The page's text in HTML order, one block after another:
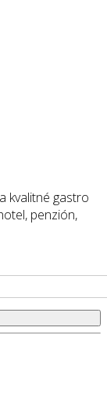
kvalitné gastro
penzión,